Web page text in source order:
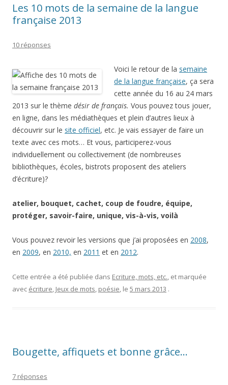
Les 10 mots de la semaine de la langue
française 2013
10 réponses
Voici le retour de la semaine
de la langue française, ça sera
cette année du 16 au 24 mars
2013 sur le thème désir de français. Vous pouvez tous jouer,
en ligne, dans les médiathèques et plein d’autres lieux à
découvrir sur le site officiel, etc. Je vais essayer de faire un
texte avec ces mots… Et vous, participerez-vous
individuellement ou collectivement (de nombreuses
bibliothèques, écoles, bistrots proposent des ateliers
d’écriture)?
atelier, bouquet, cachet, coup de foudre, équipe,
protéger, savoir-faire, unique, vis-à-vis, voilà
Vous pouvez revoir les versions que j’ai proposées en 2008,
en 2009, en 2010, en 2011 et en 2012.
Cette entrée a été publiée dans Ecriture, mots, etc., et marquée
avec écriture, Jeux de mots, poésie, le 5 mars 2013 .
Bougette, affiquets et bonne grâce…
7 réponses